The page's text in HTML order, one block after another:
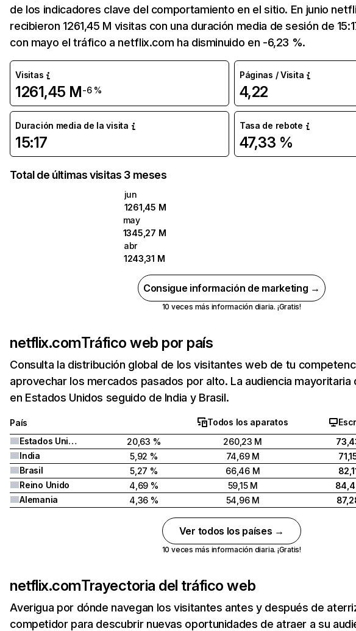
de los indicadores clave del comportamiento en el sitio. En junio
recibieron 1261,45 M visitas con una duración media de sesión de
con mayo el tráfico a netflix.com ha disminuido en -6,23 %.
Visitas
1261,45 M-6 %
Páginas / Visita
4,22
Duración media de la visita
15:17
Tasa de rebote
47,33 %
Total de últimas visitas 3 meses
jun
1261,45 M
may
1345,27 M
abr
1243,31 M
Consigue información de marketing →
10 veces más información diaria. ¡Gratis!
netflix.comTráfico web por país
Consulta la distribución global de los visitantes web de tu
aprovechar los mercados pasados por alto. La audiencia
en Estados Unidos seguido de India y Brasil.
País Todos los aparatos
Estados Unidos
20,63 % 260,23 M
India
5,92 % 74,69 M
Brasil
5,27 % 66,46 M
Reino Unido
4,69 % 59,15 M
Alemania
4,36 % 54,96 M
Ver todos los países →
10 veces más información diaria. ¡Gratis!
netflix.comTrayectoria del tráfico web
Averigua por dónde navegan los visitantes antes y después de
competidor para descubrir nuevas oportunidades de atraer a su